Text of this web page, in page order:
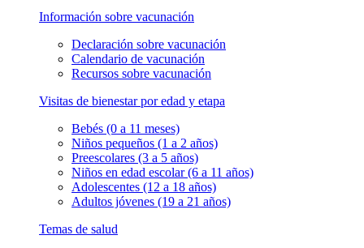
Información sobre vacunación
Declaración sobre vacunación
Calendario de vacunación
Recursos sobre vacunación
Visitas de bienestar por edad y etapa
Bebés (0 a 11 meses)
Niños pequeños (1 a 2 años)
Preescolares (3 a 5 años)
Niños en edad escolar (6 a 11 años)
Adolescentes (12 a 18 años)
Adultos jóvenes (19 a 21 años)
Temas de salud